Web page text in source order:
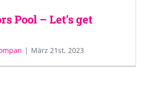
Pool – Let’s get
| März 21st, 2023